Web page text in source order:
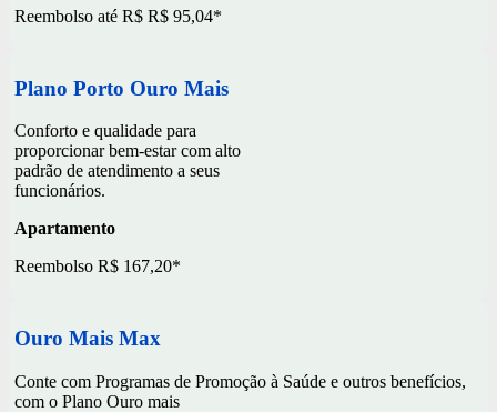
Reembolso até R$ R$ 95,04*
Plano Porto Ouro Mais
Conforto e qualidade para
proporcionar bem-estar com alto
padrão de atendimento a seus
funcionários.
Apartamento
Reembolso R$ 167,20*
Ouro Mais Max
Conte com Programas de Promoção à Saúde e outros benefícios,
com o Plano Ouro mais